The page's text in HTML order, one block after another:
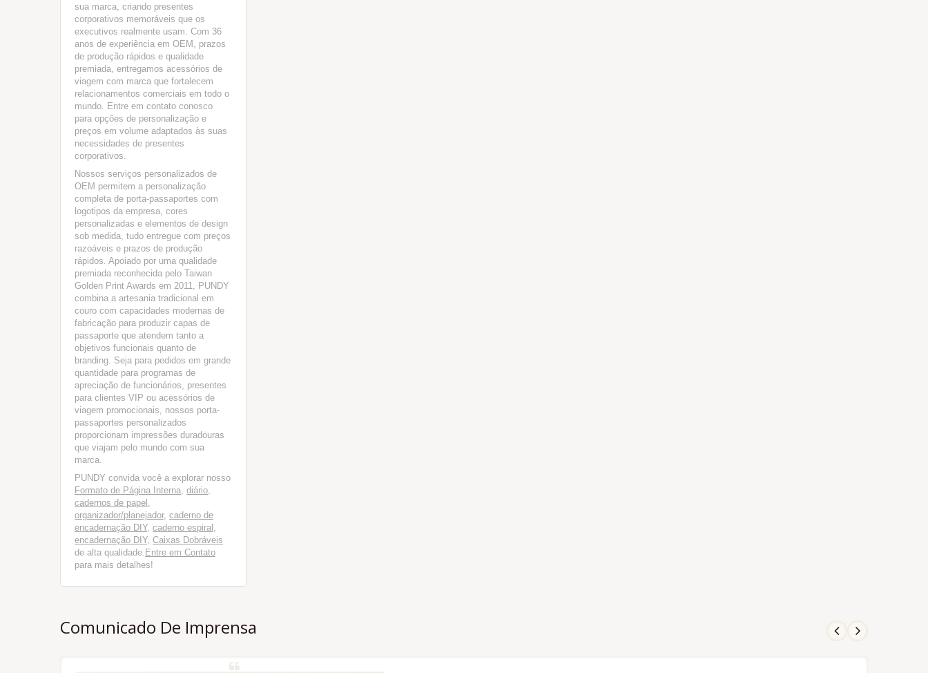
sua marca, criando presentes
corporativos memoráveis que os
executivos realmente usam. Com 36
anos de experiência em OEM, prazos
de produção rápidos e qualidade
premiada, entregamos acessórios de
viagem com marca que fortalecem
relacionamentos comerciais em todo o
mundo. Entre em contato conosco
para opções de personalização e
preços em volume adaptados às suas
necessidades de presentes
corporativos.
Nossos serviços personalizados de
OEM permitem a personalização
completa de porta-passaportes com
logotipos da empresa, cores
personalizadas e elementos de design
sob medida, tudo entregue com preços
razoáveis e prazos de produção
rápidos. Apoiado por uma qualidade
premiada reconhecida pelo Taiwan
Golden Print Awards em 2011, PUNDY
combina a artesania tradicional em
couro com capacidades modernas de
fabricação para produzir capas de
passaporte que atendem tanto a
objetivos funcionais quanto de
branding. Seja para pedidos em grande
quantidade para programas de
apreciação de funcionários, presentes
para clientes VIP ou acessórios de
viagem promocionais, nossos porta-
passaportes personalizados
proporcionam impressões duradouras
que viajam pelo mundo com sua
marca.
PUNDY convida você a explorar nosso
Formato de Página Interna, diário,
cadernos de papel ,
organizador/planejador, caderno de
encadernação DIY, caderno espiral ,
encadernação DIY, Caixas Dobráveis
de alta qualidade. Entre em Contato
para mais detalhes!
Comunicado De Imprensa